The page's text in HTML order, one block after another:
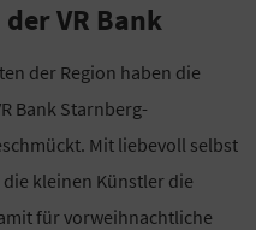
VR Bank
der Region haben die
Bank Starnberg-
Mit liebevoll selbst
kleinen Künstler die
für vorweihnachtliche